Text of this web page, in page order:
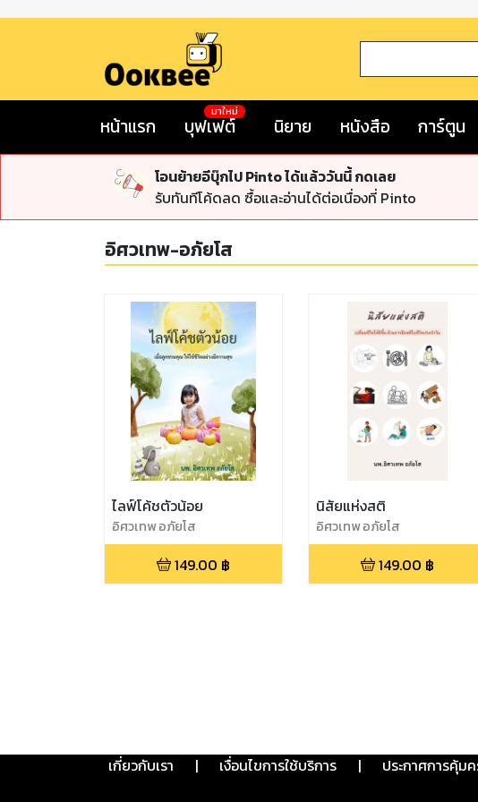
หน้าแรก บุฟเฟต์
มาใหม่
นิยาย หนังสือ การ์ตูน
โอนย้ายอีบุ๊กไป Pinto ได้แล้ววันนี้ กดเลย
รับทันทีโค้ดลด ซื้อและอ่านได้ต่อเนื่องที่ Pinto
อิศวเทพ-อภัยโส
ไลฟ์โค้ชตัวน้อย
อิศวเทพ อภัยโส
149.00 ฿
นิสัยแห่งสติ
อิศวเทพ อภัยโส
149.00 ฿
เกี่ยวกับเรา | เงื่อนไขการใช้บริการ | ประกาศการคุ้ม